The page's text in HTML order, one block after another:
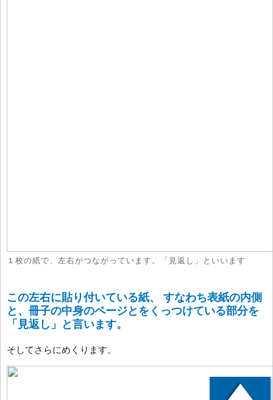
１枚の紙で、左右がつながっています。「見返し」といいます
この左右に貼り付いている紙、 すなわち表紙の内側
と、冊子の中身のページとをくっつけている部分を
「見返し」と言います。
そしてさらにめくります。